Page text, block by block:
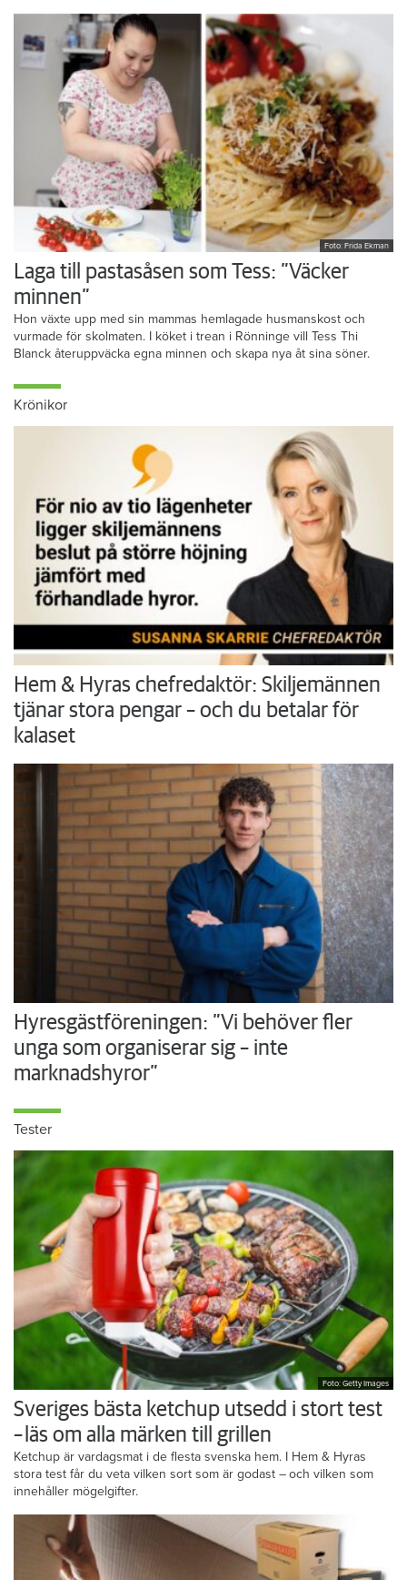
Foto: Frida Ekman
Laga till pastasåsen som Tess: ”Väcker
minnen”
Hon växte upp med sin mammas hemlagade husmanskost och
vurmade för skolmaten. I köket i trean i Rönninge vill Tess Thi
Blanck återuppväcka egna minnen och skapa nya åt sina söner.
Krönikor
Hem & Hyras chefredaktör: Skiljemännen
tjänar stora pengar – och du betalar för
kalaset
Hyresgästföreningen: ”Vi behöver fler
unga som organiserar sig – inte
marknadshyror”
Tester
Foto: Getty Images
Sveriges bästa ketchup utsedd i stort test
– läs om alla märken till grillen
Ketchup är vardagsmat i de flesta svenska hem. I Hem & Hyras
stora test får du veta vilken sort som är godast – och vilken som
innehåller mögelgifter.